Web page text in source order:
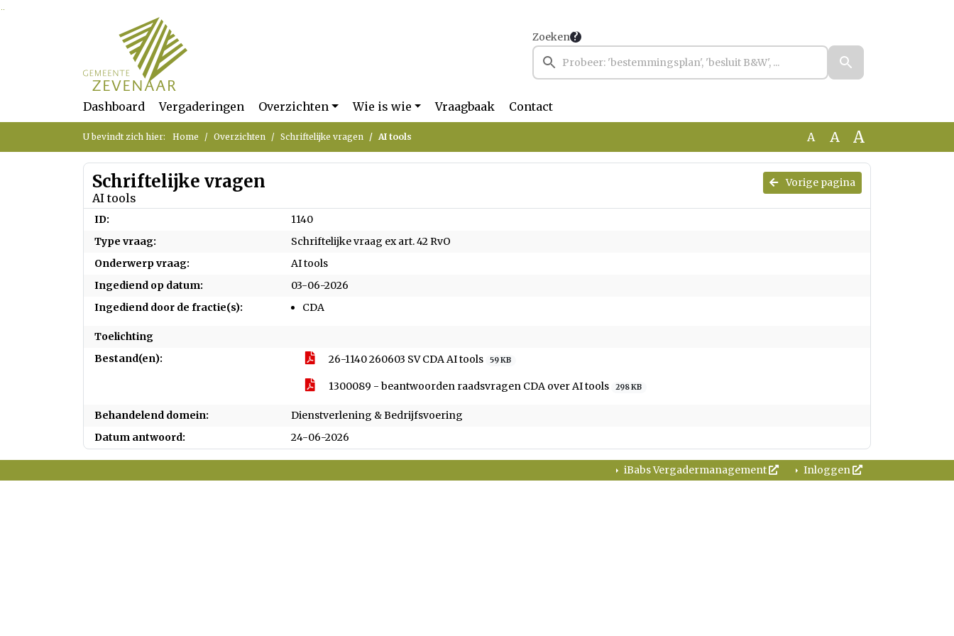
Ga naar de inhoud van deze pagina
Zoeken
Dashboard Vergaderingen Overzichten Wie is wie Vraagbaak Contact
U bevindt zich hier: Home Overzichten Schriftelijke vragen AI tools A A A
Vorige pagina
Schriftelijke vragen
AI tools
ID:
1140
Type vraag:
Schriftelijke vraag ex art. 42 RvO
Onderwerp vraag:
AI tools
Ingediend op datum:
03-06-2026
Ingediend door de fractie(s):
CDA
Toelichting
Bestand(en):
26-1140 260603 SV CDA AI tools 59 KB
1300089 - beantwoorden raadsvragen CDA over AI tools 298 KB
Behandelend domein:
Dienstverlening & Bedrijfsvoering
Datum antwoord:
24-06-2026
iBabs Vergadermanagement Inloggen